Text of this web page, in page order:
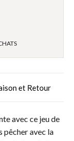
et Retour
avec ce jeu de
pêcher avec la